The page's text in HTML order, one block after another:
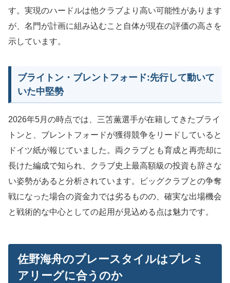
す。実現のハードルは他クラブより高い可能性があります
が、名門が計画に組み込むこと自体が現在の評価の高さを
示しています。
ブライトン・ブレントフォード:先行して動いて
いた中堅勢
2026年5月の時点では、三笘薫選手が在籍してきたブライ
トンと、ブレントフォードが獲得競争をリードしていると
ドイツ紙が報じていました。両クラブとも育成と再売却に
長けた編成で知られ、クラブ史上最高額級の投資も辞さな
い姿勢があると分析されています。ビッグクラブとの争奪
戦になった場合の資金力では劣るものの、確実な出場機会
と戦術的な中心としての起用が見込める点は魅力です。
佐野海舟のプレースタイルはプレミ
アリーグに合うのか